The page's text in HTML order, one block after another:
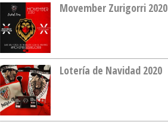
Movember Zurigorri 2020
Lotería de Navidad 2020